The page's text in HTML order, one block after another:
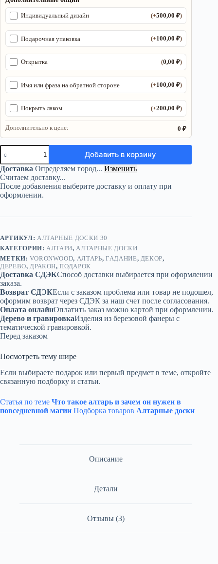
Индивидуальный дизайн (+500,00₽)
Подарочная упаковка (+100,00₽)
Открытка (0,00₽)
Имя или фраза на обратной стороне (+100,00₽)
Покрыть лаком (+200,00₽)
Дополнительно к цене: 0 ₽
Количество
товара
Алтарь
Дракон
—
Песнь
стихии
Добавить в корзину
Доставка Определяем город... Изменить
Считаем доставку...
После добавления выберите доставку и оплату при
оформлении.
АРТИКУЛ: АЛТАРНЫЕ ДОСКИ 30
КАТЕГОРИИ: АЛТАРИ, АЛТАРНЫЕ ДОСКИ
МЕТКИ: VORONWOOD, АЛТАРЬ, ГАДАНИЕ, ДЕКОР,
ДЕРЕВО, ДРАКОН,ПОДАРОК
Доставка СДЭКСпособ доставки выбирается при оформлении
заказа.
Возврат СДЭКЕсли с заказом проблема или товар не подошел,
оформим возврат через СДЭК за наш счет после согласования.
Оплата онлайнОплатить заказ можно картой при оформлении.
Дерево и гравировкаИзделия из березовой фанеры с
тематической гравировкой.
Перед заказом
Посмотреть тему шире
Если выбираете подарок или первый предмет в теме, откройте
связанную подборку и статьи.
Статья по теме Что такое алтарь и зачем он нужен в
повседневной магии Подборка товаров Алтарные доски
Описание
Детали
Отзывы (3)